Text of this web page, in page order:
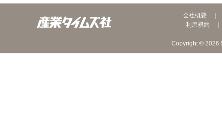
会社概要
利用規約
Copyright © 2026